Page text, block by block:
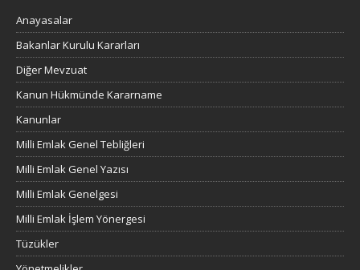
Anayasalar
Bakanlar Kurulu Kararları
Diğer Mevzuat
Kanun Hükmünde Kararname
Kanunlar
Milli Emlak Genel Tebliğleri
Milli Emlak Genel Yazısı
Milli Emlak Genelgesi
Milli Emlak İşlem Yönergesi
Tüzükler